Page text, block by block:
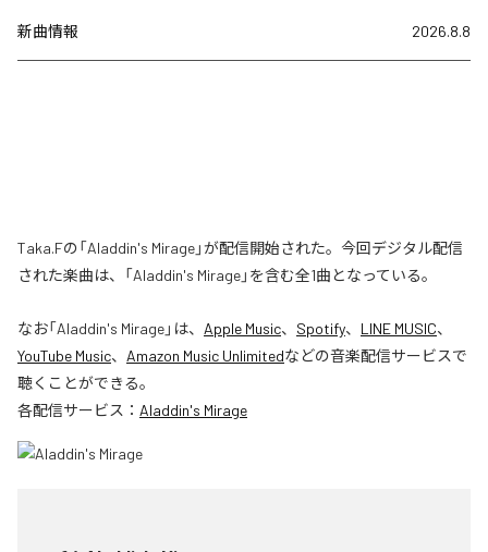
新曲情報 2026.8.8
Taka.Fの「Aladdin's Mirage」が配信開始された。今回デジタル配信
された楽曲は、「Aladdin's Mirage」を含む全1曲となっている。
なお「Aladdin's Mirage」は、 Apple Music、 Spotify、 LINE MUSIC、
YouTube Music、 Amazon Music Unlimitedなどの音楽配信サービスで
聴くことができる。
各配信サービス： Aladdin's Mirage